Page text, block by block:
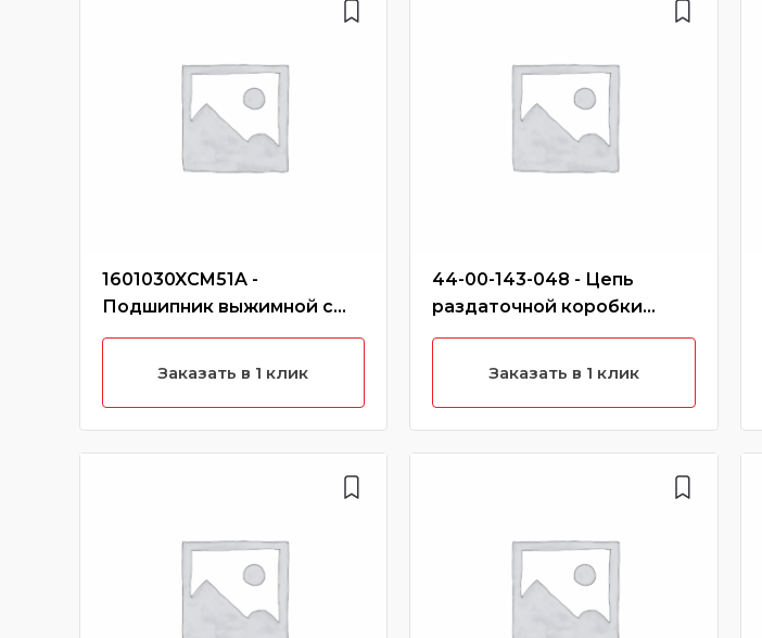
1601030XCM51A -
Подшипник выжимной с
муфтой hover h6 (дизель)
Заказать в 1 клик
44-00-143-048 - Цепь
раздаточной коробки
hover h3 new, h5 (бензин)
Заказать в 1 клик